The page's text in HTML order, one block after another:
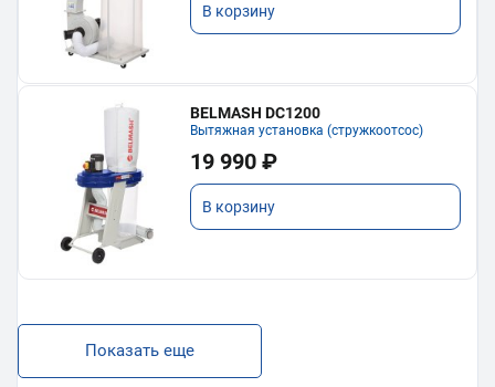
В корзину
BELMASH DC1200
Вытяжная установка (стружкоотсос)
19 990 ₽
В корзину
Показать еще